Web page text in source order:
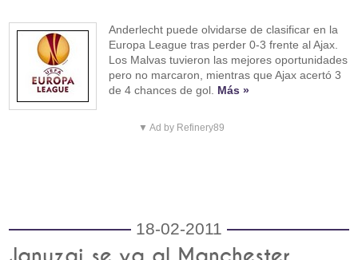
Anderlecht puede olvidarse de clasificar en la
Europa League tras perder 0-3 frente al Ajax.
Los Malvas tuvieron las mejores oportunidades
pero no marcaron, mientras que Ajax acertó 3
de 4 chances de gol. Más »
▼ Ad by Refinery89
18-02-2011